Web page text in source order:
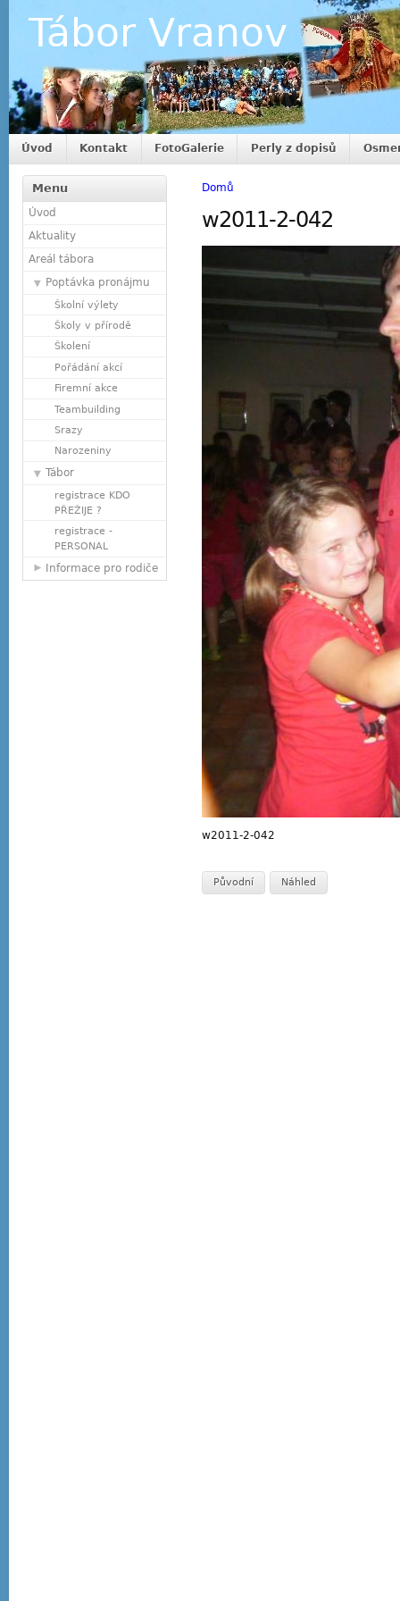
Tábor Vranov
Úvod Kontakt FotoGalerie Perly z dopisů
Menu
Úvod
Aktuality
Areál tábora
Poptávka pronájmu
Školní výlety
Školy v přírodě
Školení
Pořádání akcí
Firemní akce
Teambuilding
Srazy
Narozeniny
Tábor
registrace KDO
PŘEŽIJE ?
registrace -
PERSONAL
Informace pro rodiče
Domů
w2011-2-042
w2011-2-042
Původní Náhled